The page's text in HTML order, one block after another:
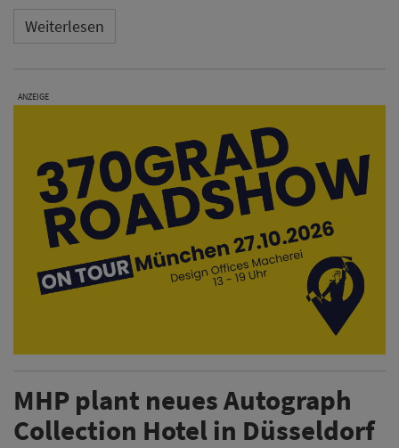
Weiterlesen
ANZEIGE
MHP plant neues Autograph
Collection Hotel in Düsseldorf